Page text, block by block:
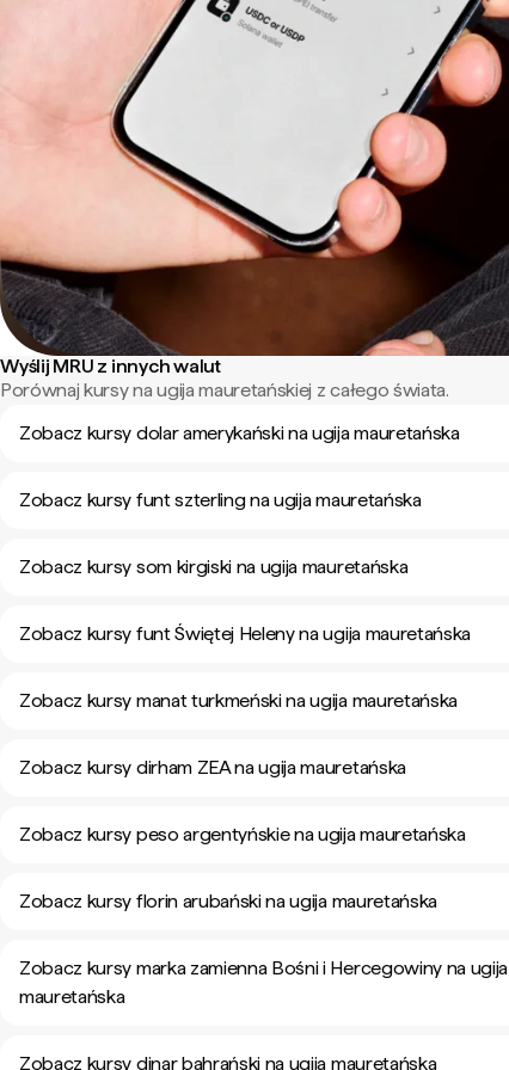
Wyślij MRU z innych walut
Porównaj kursy na ugija mauretańskiej z całego świata.
Zobacz kursy dolar amerykański na ugija mauretańska
Zobacz kursy funt szterling na ugija mauretańska
Zobacz kursy som kirgiski na ugija mauretańska
Zobacz kursy funt Świętej Heleny na ugija mauretańska
Zobacz kursy manat turkmeński na ugija mauretańska
Zobacz kursy dirham ZEA na ugija mauretańska
Zobacz kursy peso argentyńskie na ugija mauretańska
Zobacz kursy florin arubański na ugija mauretańska
Zobacz kursy marka zamienna Bośni i Hercegowiny na ugija
mauretańska
Zobacz kursy dinar bahrański na ugija mauretańska